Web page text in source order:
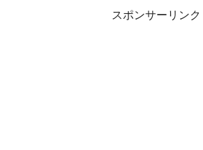
スポンサーリンク